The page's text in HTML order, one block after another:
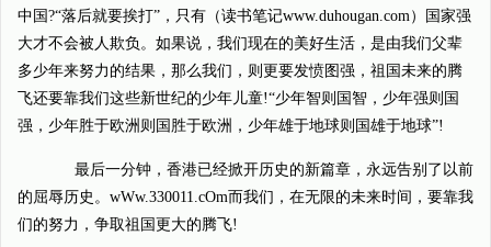
中国?“落后就要挨打”，只有（读书笔记www.duhougan.com）国家强
大才不会被人欺负。如果说，我们现在的美好生活，是由我们父辈
多少年来努力的结果，那么我们，则更要发愤图强，祖国未来的腾
飞还要靠我们这些新世纪的少年儿童!“少年智则国智，少年强则国
强，少年胜于欧洲则国胜于欧洲，少年雄于地球则国雄于地球”!
最后一分钟，香港已经掀开历史的新篇章，永远告别了以前
的屈辱历史。wWw.330011.cOm而我们，在无限的未来时间，要靠我
们的努力，争取祖国更大的腾飞!